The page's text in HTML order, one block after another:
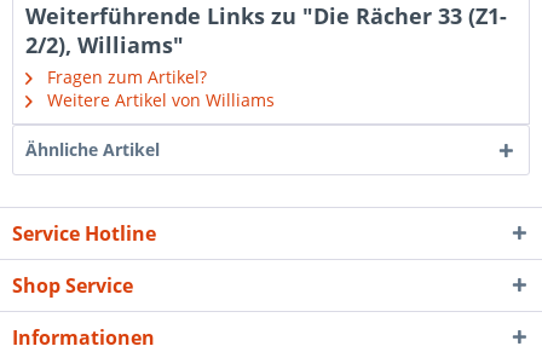
Weiterführende Links zu "Die Rächer 33 (Z1-
2/2), Williams"
Fragen zum Artikel?
Weitere Artikel von Williams
Ähnliche Artikel
Service Hotline
Shop Service
Informationen